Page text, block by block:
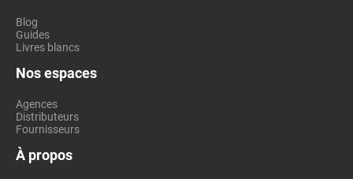
Blog
Guides
Livres blancs
Nos espaces
Agences
Distributeurs
Fournisseurs
À propos